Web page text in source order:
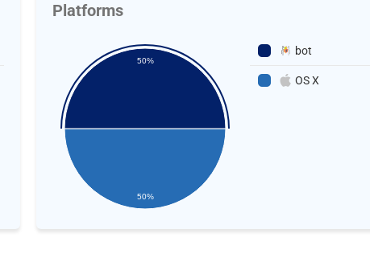
Platforms
50%
50%
bot
OS X